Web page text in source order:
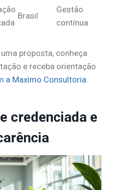
Brasil
Gestão
contínua
proposta, conheça
e receba orientação
a Maximo Consultoria.
credenciada e